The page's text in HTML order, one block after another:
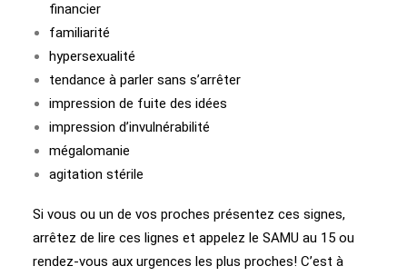
financier
familiarité
hypersexualité
tendance à parler sans s’arrêter
impression de fuite des idées
impression d’invulnérabilité
mégalomanie
agitation stérile
Si vous ou un de vos proches présentez ces signes,
arrêtez de lire ces lignes et appelez le SAMU au 15 ou
rendez-vous aux urgences les plus proches! C’est à